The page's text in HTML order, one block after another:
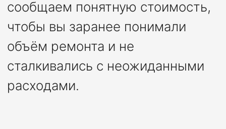
сообщаем понятную стоимость,
чтобы вы заранее понимали
объём ремонта и не
сталкивались с неожиданными
расходами.